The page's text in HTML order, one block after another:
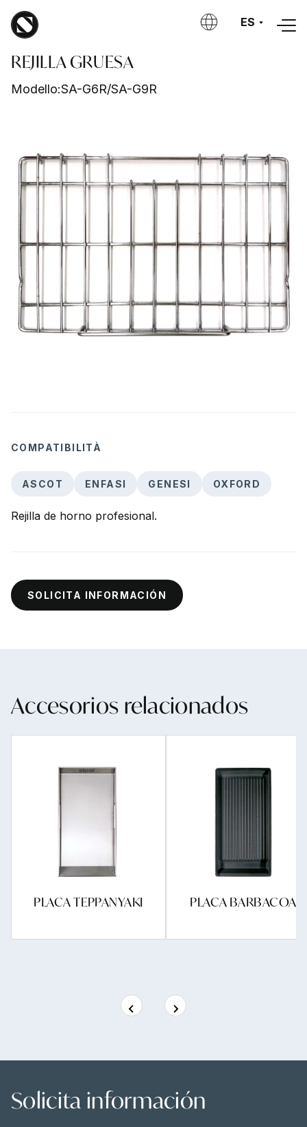
Skip to main content
ES
REJILLA GRUESA
Modello:SA-G6R/SA-G9R
COMPATIBILITÀ
ASCOT ENFASI GENESI OXFORD
Rejilla de horno profesional.
SOLICITA INFORMACIÓN
Accesorios relacionados
PLACA TEPPANYAKI PLACA BARBACOA
Solicita información